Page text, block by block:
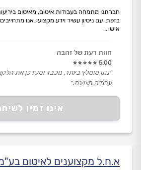
אינו זמין
חברתנו מתמחה בעבודות איטום, מאיטום
בזפת. עם ניסיון עשיר וידע מקצועי, אנו מתחייבים
אישי...
חוות דעת של זהבה
5.00
״נתן מומלץ ביותר, מכבד ומעדכן את
עבודה מצוינת.״
א.ח.ל מקצוענים לאיטום